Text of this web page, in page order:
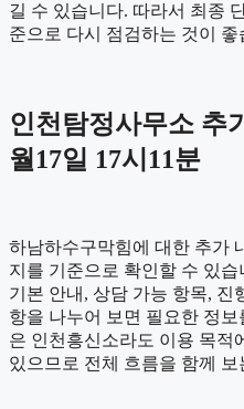
길 수 있습니다. 따라서 최종
준으로 다시 점검하는 것이 좋
인천탐정사무소 추
월17일 17시11분
하남하수구막힘에 대한 추가
지를 기준으로 확인할 수 있습
기본 안내, 상담 가능 항목, 진
항을 나누어 보면 필요한 정
은 인천흥신소라도 이용 목적
있으므로 전체 흐름을 함께